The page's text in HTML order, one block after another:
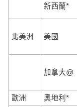
新西蘭*
北美洲 美國
加拿大@
歐洲 奧地利*